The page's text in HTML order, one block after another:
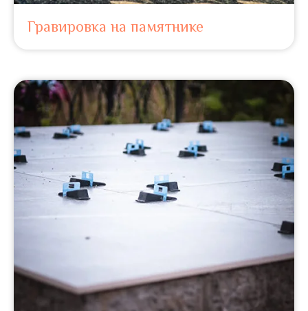
Гравировка на памятнике